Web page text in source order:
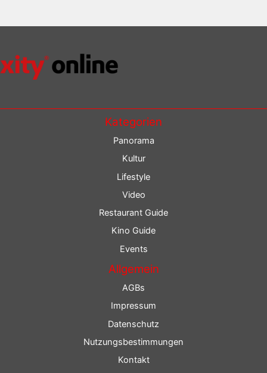
Kategorien
Panorama
Kultur
Lifestyle
Video
Restaurant Guide
Kino Guide
Events
Allgemein
AGBs
Impressum
Datenschutz
Nutzungsbestimmungen
Kontakt